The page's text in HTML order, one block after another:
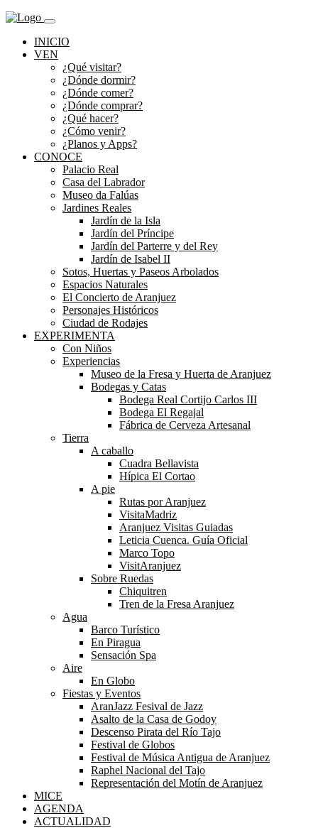
INICIO
VEN
¿Qué visitar?
¿Dónde dormir?
¿Dónde comer?
¿Dónde comprar?
¿Qué hacer?
¿Cómo venir?
¿Planos y Apps?
CONOCE
Palacio Real
Casa del Labrador
Museo da Falúas
Jardines Reales
Jardín de la Isla
Jardín del Príncipe
Jardín del Parterre y del Rey
Jardín de Isabel II
Sotos, Huertas y Paseos Arbolados
Espacios Naturales
El Concierto de Aranjuez
Personajes Históricos
Ciudad de Rodajes
EXPERIMENTA
Con Niños
Experiencias
Museo de la Fresa y Huerta de Aranjuez
Bodegas y Catas
Bodega Real Cortijo Carlos III
Bodega El Regajal
Fábrica de Cerveza Artesanal
Tierra
A caballo
Cuadra Bellavista
Hípica El Cortao
A pie
Rutas por Aranjuez
VisitaMadriz
Aranjuez Visitas Guiadas
Leticia Cuenca. Guía Oficial
Marco Topo
VisitAranjuez
Sobre Ruedas
Chiquitren
Tren de la Fresa Aranjuez
Agua
Barco Turístico
En Piragua
Sensación Spa
Aire
En Globo
Fiestas y Eventos
AranJazz Fesival de Jazz
Asalto de la Casa de Godoy
Descenso Pirata del Río Tajo
Festival de Globos
Festival de Música Antigua de Aranjuez
Raphel Nacional del Tajo
Representación del Motín de Aranjuez
MICE
AGENDA
ACTUALIDAD